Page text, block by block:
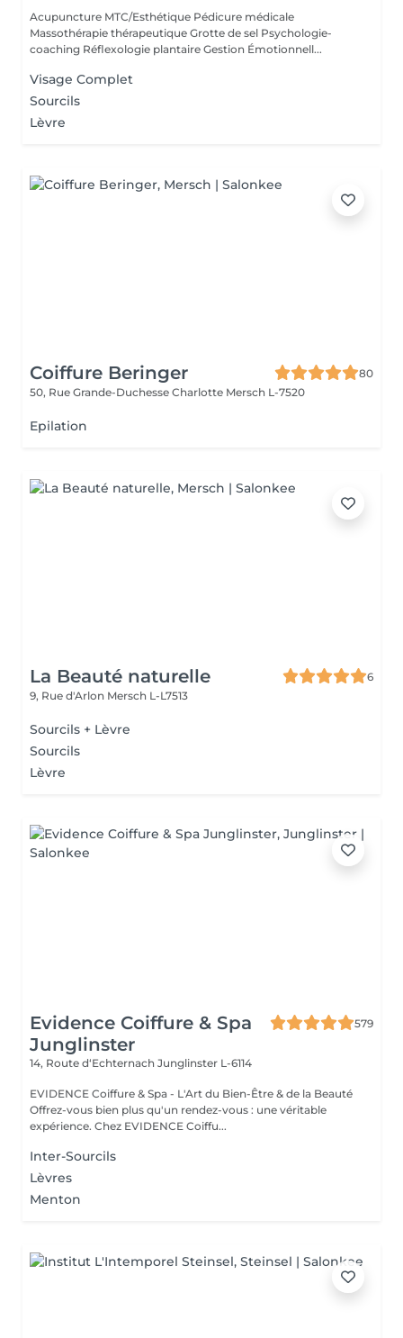
Acupuncture MTC/Esthétique Pédicure médicale
Massothérapie thérapeutique Grotte de sel Psychologie-
coaching Réflexologie plantaire Gestion Émotionnell...
Visage Complet
Sourcils
Lèvre
Coiffure Beringer
80
50, Rue Grande-Duchesse Charlotte Mersch L-7520
Epilation
La Beauté naturelle
6
9, Rue d'Arlon Mersch L-L7513
Sourcils + Lèvre
Sourcils
Lèvre
Evidence Coiffure & Spa
Junglinster
579
14, Route d‘Echternach Junglinster L-6114
EVIDENCE Coiffure & Spa - L'Art du Bien-Être & de la Beauté
Offrez-vous bien plus qu'un rendez-vous : une véritable
expérience. Chez EVIDENCE Coiffu...
Inter-Sourcils
Lèvres
Menton